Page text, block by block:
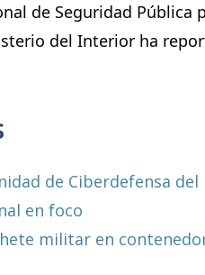
de Seguridad Pública
del Interior ha
de Ciberdefensa
en foco
militar en